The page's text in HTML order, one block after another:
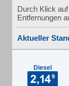
Durch Klick
Entfernungen
Aktueller
Diesel